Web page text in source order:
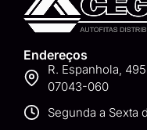
Endereços
R. Espanhola,
07043-060
Segunda a Sexta